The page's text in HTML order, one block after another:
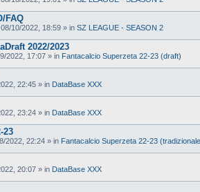
FAQ
08/10/2022, 18:59 » in SZ LEAGUE - SEASON 2
2022/2023
2022, 17:07 » in Fantacalcio Superzeta 22-23 (draft)
22:45 » in DataBase XXX
23:24 » in DataBase XXX
23
2022, 22:24 » in Fantacalcio Superzeta 22-23
20:07 » in DataBase XXX